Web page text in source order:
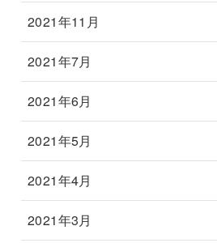
2021年11月
2021年7月
2021年6月
2021年5月
2021年4月
2021年3月